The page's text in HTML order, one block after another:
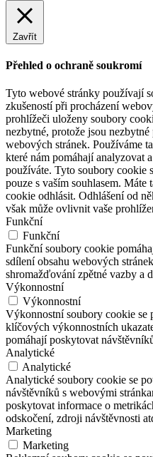
Zavřít
Přehled o ochraně soukromí
Tyto webové stránky používají
zkušeností při procházení
prohlížeči uloženy soubory
nezbytné, protože jsou
webových stránek. Používáme
které nám pomáhají analyzovat
používáte. Tyto soubory cookie
pouze s vaším souhlasem. Máte
cookie odhlásit. Odhlášení od
však může ovlivnit vaše
Funkční
Funkční
Funkční soubory cookie
sdílení obsahu webových
shromažďování zpětné vazby a
Výkonnostní
Výkonnostní
Výkonnostní soubory cookie se
klíčových výkonnostních
pomáhají poskytovat
Analytické
Analytické
Analytické soubory cookie se
návštěvníků s webovými
poskytovat informace o
odskočení, zdroji návštěvnosti
Marketing
Marketing